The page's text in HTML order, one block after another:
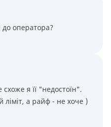
оператора?
я її "недостоїн".
а райф - не хоче )